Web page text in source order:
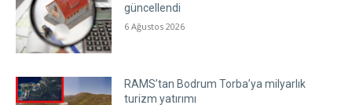
güncellendi
6 Ağustos 2026
RAMS’tan Bodrum Torba’ya milyarlık
turizm yatırımı